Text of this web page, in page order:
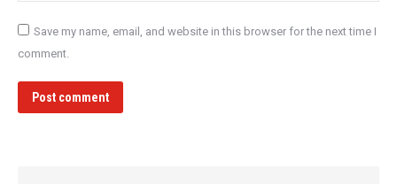
Save my name, email, and website in this browser for the next time I
comment.
Post comment